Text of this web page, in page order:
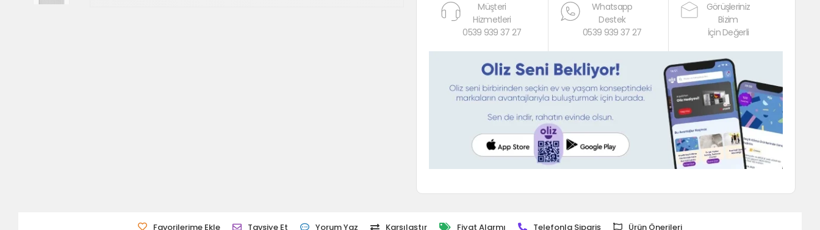
Müşteri
Hizmetleri
0539 939 37 27
Whatsapp
Destek
0539 939 37 27
Görüşleriniz
Bizim
İçin Değerli
Favorilerime Ekle Tavsiye Et Yorum Yaz Karşılaştır Fiyat Alarmı Telefonla Sipariş Ürün Önerileri